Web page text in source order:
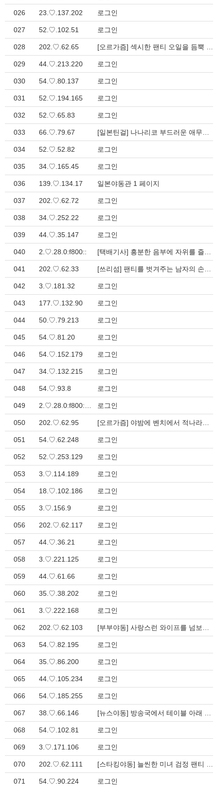
026 23.♡.137.202 로그인
027 52.♡.102.51 로그인
028 202.♡.62.65
029 44.♡.213.220 로그인
030 54.♡.80.137 로그인
031 52.♡.194.165 로그인
032 52.♡.65.83 로그인
033 66.♡.79.67
034 52.♡.52.82 로그인
035 34.♡.165.45 로그인
036 139.♡.134.17 일본야동관 1 페이지
037 202.♡.62.72 로그인
038 34.♡.252.22 로그인
039 44.♡.35.147 로그인
040 2.♡.28.0:f800::
041 202.♡.62.33
042 3.♡.181.32 로그인
043 177.♡.132.90 로그인
044 50.♡.79.213 로그인
045 54.♡.81.20 로그인
046 54.♡.152.179 로그인
047 34.♡.132.215 로그인
048 54.♡.93.8 로그인
049 로그인
050 202.♡.62.95
051 54.♡.62.248 로그인
052 52.♡.253.129 로그인
053 3.♡.114.189 로그인
054 18.♡.102.186 로그인
055 3.♡.156.9 로그인
056 202.♡.62.117 로그인
057 44.♡.36.21 로그인
058 3.♡.221.125 로그인
059 44.♡.61.66 로그인
060 35.♡.38.202 로그인
061 3.♡.222.168 로그인
062 202.♡.62.103
063 54.♡.82.195 로그인
064 35.♡.86.200 로그인
065 44.♡.105.234 로그인
066 54.♡.185.255 로그인
067 38.♡.66.146
068 54.♡.102.81 로그인
069 3.♡.171.106 로그인
070 202.♡.62.111
071 54.♡.90.224 로그인